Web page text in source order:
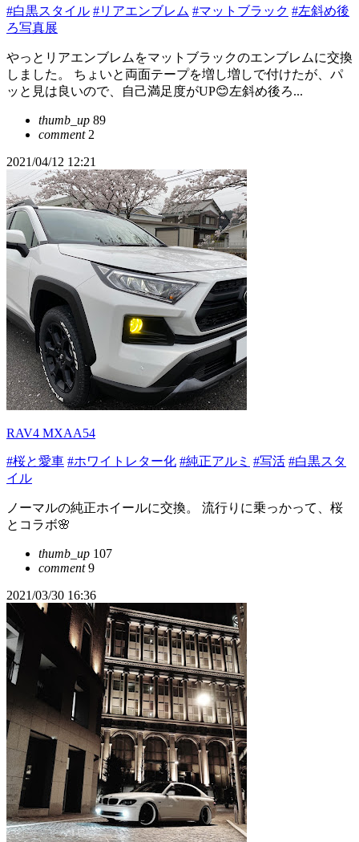
#白黒スタイル #リアエンブレム #マットブラック #左斜め後
ろ写真展
やっとリアエンブレムをマットブラックのエンブレムに交換
しました。 ちょいと両面テープを増し増しで付けたが、パ
ッと見は良いので、自己満足度がUP😊左斜め後ろ...
thumb_up 89
comment2
2021/04/12 12:21
RAV4 MXAA54
#桜と愛車 #ホワイトレター化 #純正アルミ #写活 #白黒スタ
イル
ノーマルの純正ホイールに交換。 流行りに乗っかって、桜
とコラボ🌸
thumb_up 107
comment9
2021/03/30 16:36